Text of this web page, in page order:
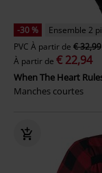
-30 %
Ensemble 2
PVC À partir de € 32,99
À partir de € 22,94
When The Heart
Manches courtes